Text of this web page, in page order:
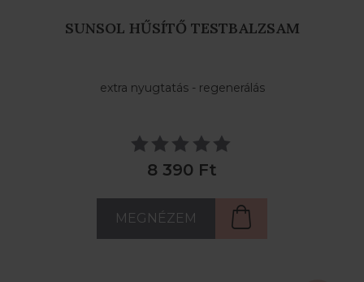
SUNSOL HŰSÍTŐ TESTBALZSAM
extra nyugtatás - regenerálás
8 390 Ft
MEGNÉZEM